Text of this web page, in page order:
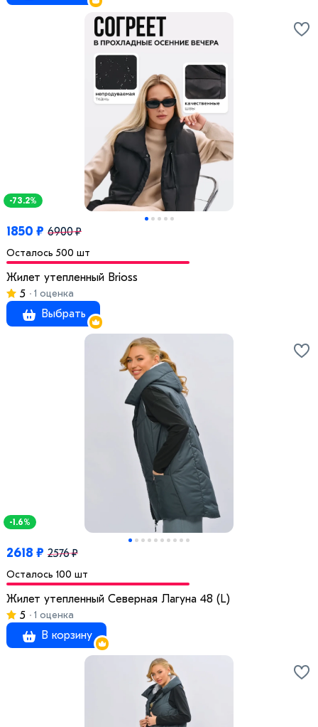
-73.2%
1850 ₽ 6900 ₽
Осталось 500 шт
Жилет утепленный Brioss
5
1 оценка
Выбрать
-1.6%
2618 ₽ 2576 ₽
Осталось 100 шт
Жилет утепленный Северная Лагуна 48 (L)
5
1 оценка
В корзину